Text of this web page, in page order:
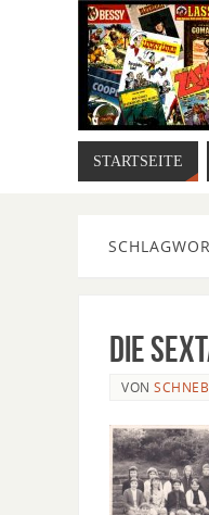
STARTSEITE
Die
VON